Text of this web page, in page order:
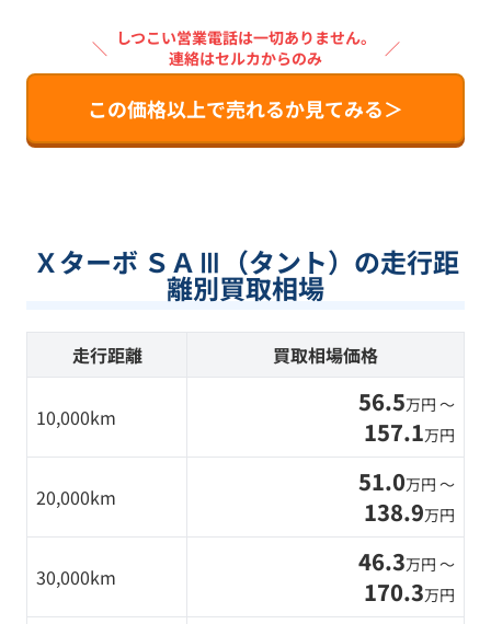
＼ しつこい営業電話は一切ありません。
連絡はセルカからのみ
／
この価格以上で売れるか見てみる＞
Ｘターボ ＳＡⅢ（タント）の走行距
離別買取相場
走行距離 買取相場価格
10,000km 56.5万円 〜
157.1万円
20,000km 51.0万円 〜
138.9万円
30,000km 46.3万円 〜
170.3万円